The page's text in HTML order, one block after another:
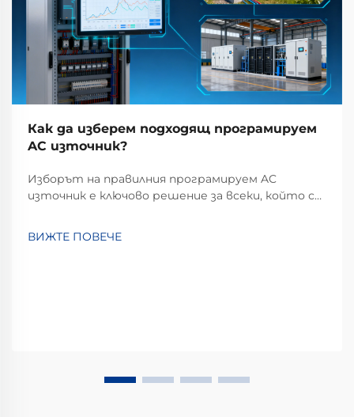
Как да изберем подходящ програмируем
AC източник?
Изборът на правилния програмируем AC
източник е ключово решение за всеки, който се
енергия, електрически превозни средства или
ВИЖТЕ ПОВЕЧЕ